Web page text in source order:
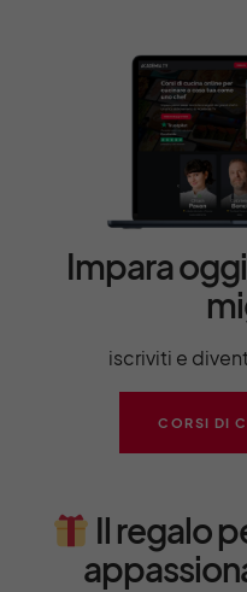
Impara
iscriviti e
CORSI DI
Il regalo